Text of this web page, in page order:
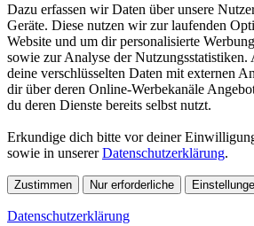
Dazu erfassen wir Daten über unsere
Geräte. Diese nutzen wir zur laufenden
Website und um dir personalisierte
sowie zur Analyse der
deine verschlüsselten Daten mit externen
dir über deren Online-Werbekanäle
du deren Dienste bereits selbst nutzt.
Erkundige dich bitte vor deiner
sowie in unsererDatenschutzerklärung.
Zustimmen Nur erforderliche
Datenschutzerklärung